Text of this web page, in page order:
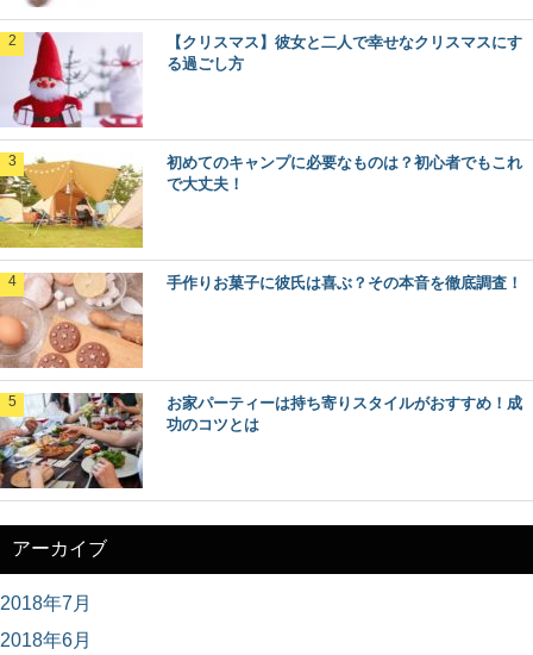
【クリスマス】彼女と二人で幸せなクリスマスにす
る過ごし方
初めてのキャンプに必要なものは？初心者でもこれ
で大丈夫！
手作りお菓子に彼氏は喜ぶ？その本音を徹底調査！
お家パーティーは持ち寄りスタイルがおすすめ！成
功のコツとは
アーカイブ
2018年7月
2018年6月